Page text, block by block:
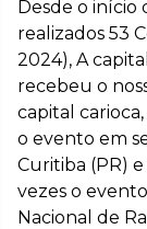
Desde o início
realizados 53
2024), A
recebeu o
capital
o evento em
Curitiba (PR)
vezes o
Nacional de